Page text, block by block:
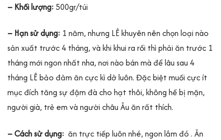
– Khối lượng: 500gr/túi
– Hạn sử dụng: 1 năm, nhưng LÊ khuyên nên chọn loại nào
sản xuất trước 4 tháng, và khi khui ra rồi thì phải ăn trước 1
tháng mới ngon nhất nha, nơi nào bán mà để lâu sau 4
tháng LÊ bảo đảm ăn cực kì dở luôn. Đặc biệt muối cực ít
mục đích tăng sự đậm đà cho hạt thôi, không hề bị mặn,
người già, trẻ em và người châu Âu ăn rất thích.
– Cách sử dụng: ăn trực tiếp luôn nhé, ngon lắm đó . Ăn